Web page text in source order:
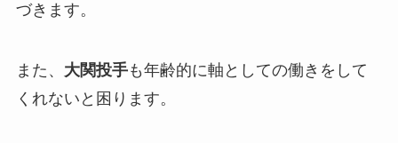
づきます。
また、 大関投手も年齢的に軸としての働きをして
くれないと困ります。